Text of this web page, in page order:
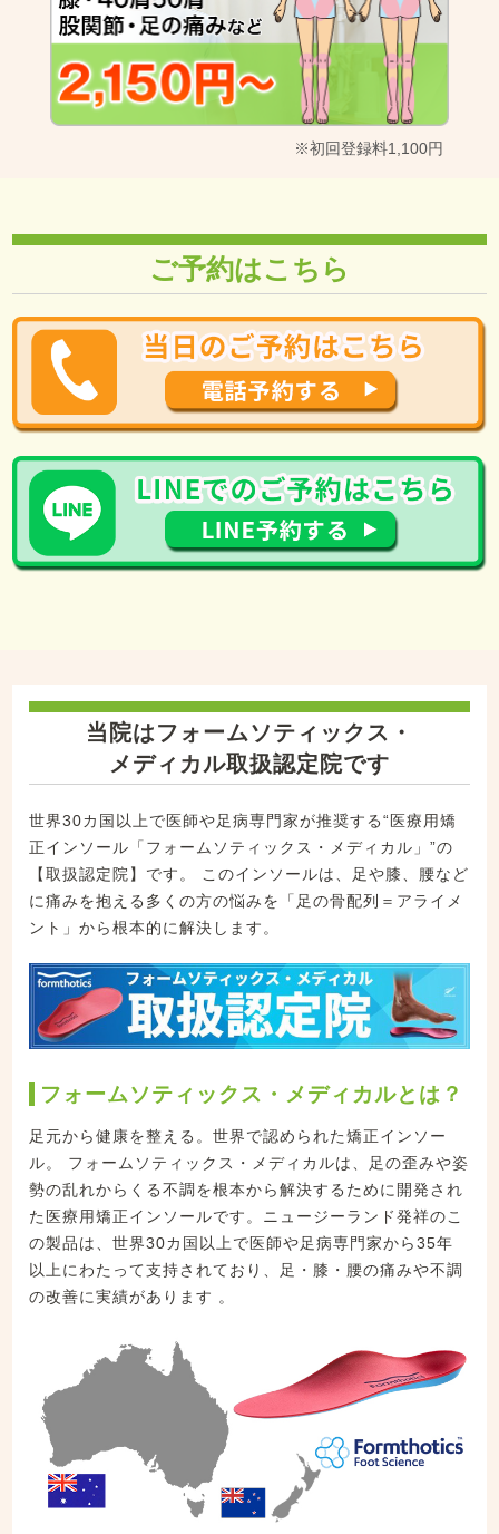
※初回登録料1,100円
ご予約はこちら
当院はフォームソティックス・
メディカル取扱認定院です
世界30カ国以上で医師や足病専門家が推奨する“医療用矯
正インソール「フォームソティックス・メディカル」”の
【取扱認定院】です。 このインソールは、足や膝、腰など
に痛みを抱える多くの方の悩みを「足の骨配列＝アライメ
ント」から根本的に解決します。
フォームソティックス・メディカルとは？
足元から健康を整える。世界で認められた矯正インソー
ル。 フォームソティックス・メディカルは、足の歪みや姿
勢の乱れからくる不調を根本から解決するために開発され
た医療用矯正インソールです。ニュージーランド発祥のこ
の製品は、世界30カ国以上で医師や足病専門家から35年
以上にわたって支持されており、足・膝・腰の痛みや不調
の改善に実績があります 。